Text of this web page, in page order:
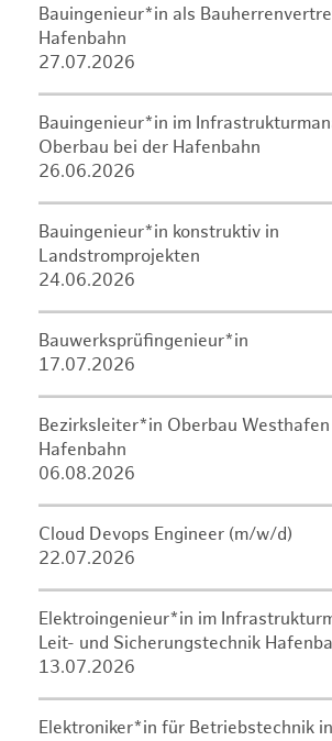
Bauingenieur*in als
Hafenbahn
27.07.2026
Bauingenieur*in im
Oberbau bei der Hafenbahn
26.06.2026
Bauingenieur*in konstruktiv in
Landstromprojekten
24.06.2026
Bauwerksprüfingenieur*in
17.07.2026
Bezirksleiter*in Oberbau
Hafenbahn
06.08.2026
Cloud Devops Engineer (m/w/d)
22.07.2026
Elektroingenieur*in im
Leit- und Sicherungstechnik
13.07.2026
Elektroniker*in für Betriebstechnik